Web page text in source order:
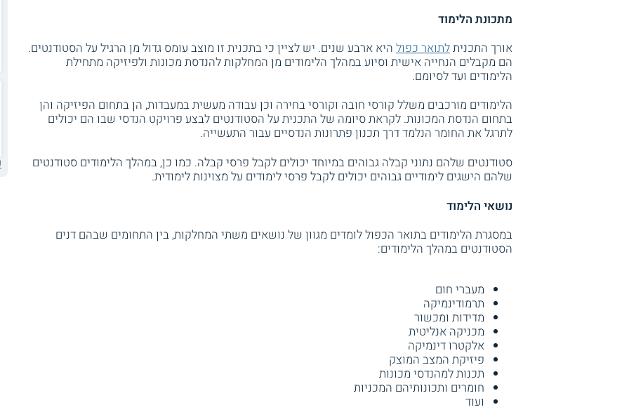
מתכונת הלימוד
אורך התכניתלתואר כפול היא ארבע שנים. יש לציין כי בתכנית זו מוצב עומס גדול מן הרגיל על הסטודנטים.
הם מקבלים הנחייה אישית וסיוע במהלך הלימודים מן המחלקות להנדסת מכונות ולפיזיקה מתחילת
הלימודים ועד לסיומם.
הלימודים מורכבים משלל קורסי חובה וקורסי בחירה וכן עבודה מעשית במעבדות, הן בתחום הפיזיקה והן
בתחום הנדסת המכונות. לקראת סיומה של התכנית על הסטודנטים לבצע פרויקט הנדסי שבו הם יכולים
לתרגל את החומר הנלמד דרך תכנון פתרונות הנדסיים עבור התעשייה.
סטודנטים שלהם נתוני קבלה גבוהים במיוחד יכולים לקבל פרסי קבלה. כמו כן, במהלך הלימודים סטודנטים
שלהם הישגים לימודיים גבוהים יכולים לקבל פרסי לימודים על מצוינות לימודית.
נושאי הלימוד
במסגרת הלימודים בתואר הכפול לומדים מגוון של נושאים משתי המחלקות, בין התחומים שבהם דנים
הסטודנטים במהלך הלימודים:
מעברי חום
תרמודינמיקה
מדידות ומכשור
מכניקה אנליטית
אלקטרו דינמיקה
פיזיקת המצב המוצק
תכנות למהנדסי מכונות
חומרים ותכונותיהם המכניות
ועוד